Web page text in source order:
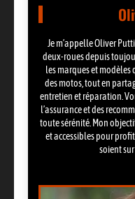
Je m’appelle Oliver
deux-roues depuis
les marques et modèles
des motos, tout en
entretien et réparation.
l’assurance et des
toute sérénité. Mon
et accessibles pour
soient